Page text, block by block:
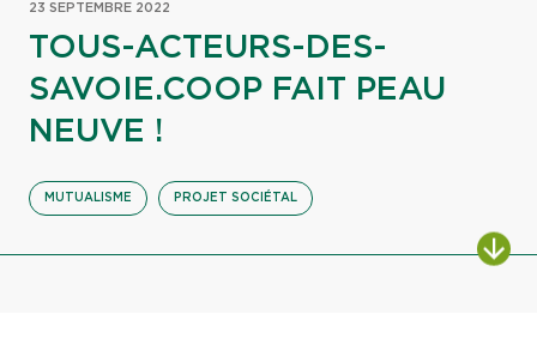
23 SEPTEMBRE 2022
TOUS-ACTEURS-DES-
SAVOIE.COOP FAIT PEAU
NEUVE !
MUTUALISME PROJET SOCIÉTAL